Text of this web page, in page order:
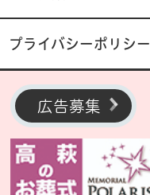
プライバシーポリシー
広告募集